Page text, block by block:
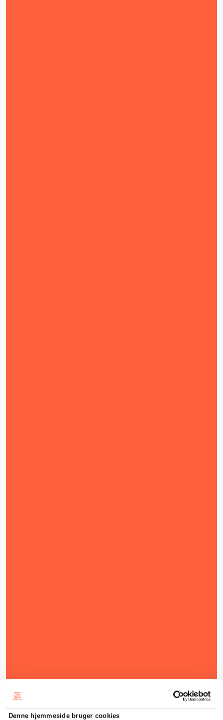
Denne hjemmeside bruger cookies